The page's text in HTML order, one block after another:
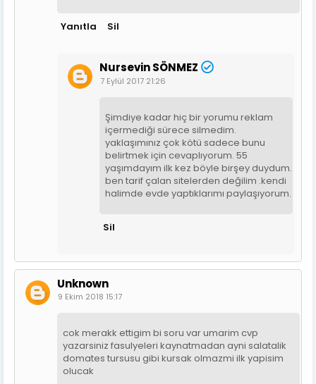
Yanıtla Sil
Nursevin SÖNMEZ
7 Eylül 2017 21:26
Şimdiye kadar hiç bir yorumu reklam
içermediği sürece silmedim.
yaklaşımınız çok kötü sadece bunu
belirtmek için cevaplıyorum. 55
yaşımdayım ilk kez böyle birşey duydum.
ben tarif çalan sitelerden değilim .kendi
halimde evde yaptıklarımı paylaşıyorum.
Sil
Unknown
9 Ekim 2018 15:17
cok merakk ettigim bi soru var umarim cvp
yazarsiniz fasulyeleri kaynatmadan ayni salatalik
domates tursusu gibi kursak olmazmi ilk yapisim
olucak